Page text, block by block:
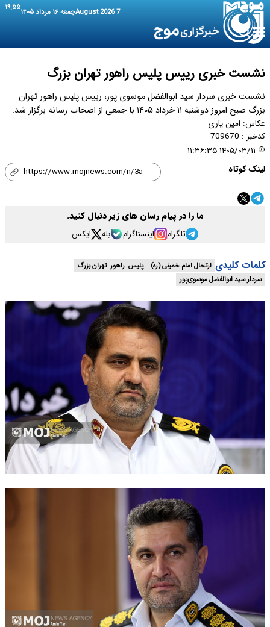
7 August 2026 جمعه ۱۶ مرداد ۱۴۰۵ ۱۹:۵۵
نشست خبری رییس پلیس راهور تهران بزرگ
نشست خبری سردار سید ابوالفضل موسوی پور، رییس پلیس راهور تهران
بزرگ صبح امروز دوشنبه ۱۱ خرداد ۱۴۰۵ با جمعی از اصحاب رسانه برگزار شد.
عکاس: امین یاری
کدخبر : 709670
لینک کوتاه
ما را در پیام رسان های زیر دنبال کنید.
تلگرام اینستاگرام بله ایکس
کلمات کلیدی ارتحال امام خمینی (ره)
پلیس راهور تهران بزرگ
سردار سید ابوالفضل موسوی‌پور